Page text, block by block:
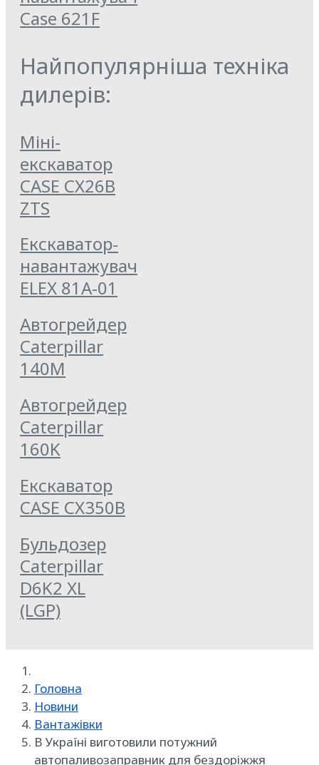
Case 621F
Найпопулярніша техніка
дилерів:
Міні-
екскаватор
CASE CX26B
ZTS
Екскаватор-
навантажувач
ELEX 81А-01
Автогрейдер
Caterpillar
140M
Автогрейдер
Caterpillar
160K
Екскаватор
CASE CX350B
Бульдозер
Caterpillar
D6K2 XL
(LGP)
Головна
Новини
Вантажівки
В Україні виготовили потужний
автопаливозаправник для бездоріжжя